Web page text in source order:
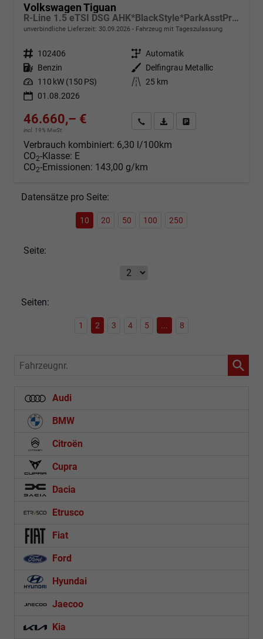
Volkswagen Tiguan
R-Line 1.5 eTSI DSG AHK*BlackStyle*ParkAsstPro*360° Kamera*Android Auto*Navi*SHZ*Matrix*HUD
unverbindliche Lieferzeit: 30.09.2026 Fahrzeug mit Tageszulassung
Fahrzeugnr. 102406 Getriebe Automatik
Kraftstoff Benzin Außenfarbe
Delfingrau Metallic
Leistung 110 kW (150 PS) Kilometerstand 25 km
01.08.2026
46.660,– €
incl. 19% MwSt.
Angebot anfordern
Fahrzeugexpose (PDF)
Verbrauch kombiniert: 6,30 l/100km
CO2-Klasse: E
CO2-Emissionen: 143,00 g/km
Datensätze pro Seite:
10 20 50 100 250
Seite:
Seiten:
1 2 3 4 5 ... 8
Fahrzeugnr.
Audi
BMW
Citroën
Cupra
Dacia
Etrusco
Fiat
Ford
Hyundai
Jaecoo
Kia